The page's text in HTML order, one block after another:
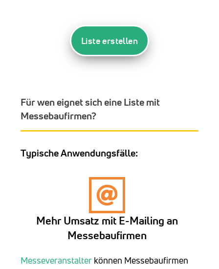
Liste erstellen
Für wen eignet sich eine Liste mit
Messebaufirmen?
Typische Anwendungsfälle:
Mehr Umsatz mit E-Mailing an
Messebaufirmen
Messeveranstalter können Messebaufirmen